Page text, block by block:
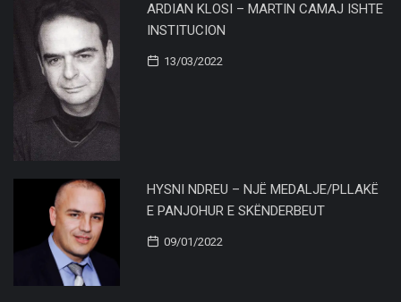
ARDIAN KLOSI – MARTIN CAMAJ ISHTE
INSTITUCION
13/03/2022
HYSNI NDREU – NJË MEDALJE/PLLAKË
E PANJOHUR E SKËNDERBEUT
09/01/2022